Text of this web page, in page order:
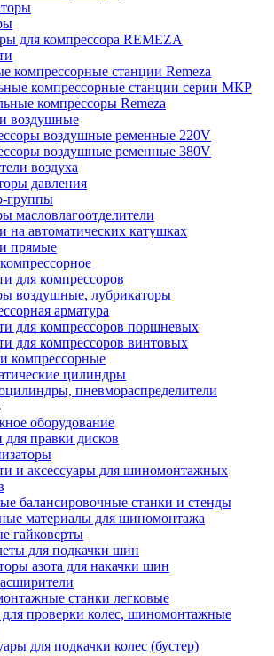
для компрессора REMEZA
компрессорные станции Remeza
компрессорные станции серии МКР
компрессоры Remeza
воздушные
воздушные ременные 220V
воздушные ременные 380V
воздуха
давления
группы
масловлагоотделители
на автоматических катушках
прямые
для компрессоров
воздушные, лубрикаторы
арматура
для компрессоров поршневых
для компрессоров винтовых
компрессорные
цилиндры
пневмораспределители
оборудование
для правки дисков
и аксессуары для шиномонтажных
балансировочные станки и стенды
материалы для шиномонтажа
гайковерты
для подкачки шин
азота для накачки шин
станки легковые
проверки колес, шиномонтажные
для подкачки колес (бустер)